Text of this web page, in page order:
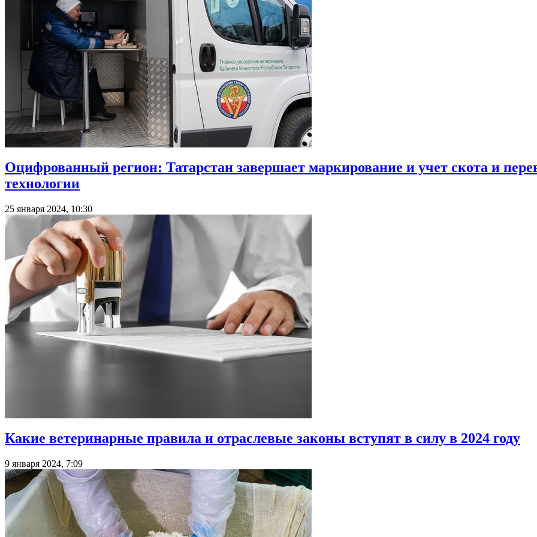
Оцифрованный регион: Татарстан завершает маркирование и учет скота и
технологии
25 января 2024, 10:30
Какие ветеринарные правила и отраслевые законы вступят в силу в 2024 году
9 января 2024, 7:09